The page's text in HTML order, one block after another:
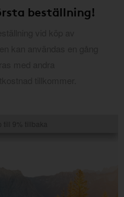
beställning!